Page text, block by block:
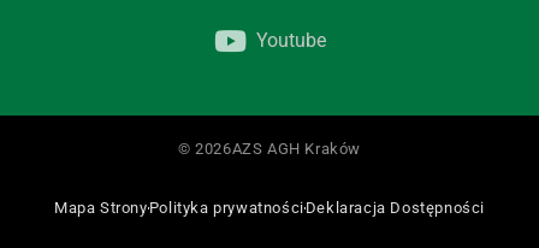
Youtube
© 2026AZS AGH Kraków
Mapa StronyPolityka prywatnościDeklaracja Dostępności